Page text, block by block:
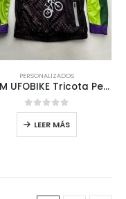
PERSONALIZADOS
TEAM UFOBIKE Tricota Personalizada MTB LA SERENA
0out of 5
LEER MÁS